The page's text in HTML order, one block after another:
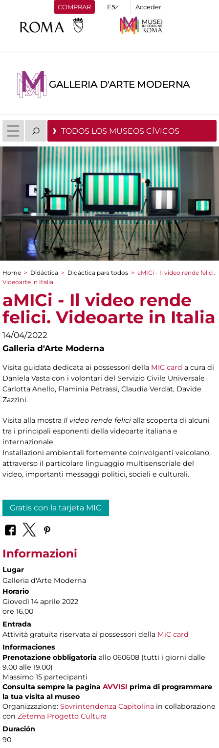
COMPRAR Acceder
GALLERIA D'ARTE MODERNA
TODOS LOS MUSEOS CÍVICOS
You are here
Home > Didáctica > Didáctica para todos > aMICi - Il video rende felici.
Videoarte in Italia
aMICi - Il video rende
felici. Videoarte in Italia
14/04/2022
Galleria d'Arte Moderna
Visita guidata dedicata ai possessori della MIC card a cura di
Daniela Vasta con i volontari del Servizio Civile Universale
Carlotta Anello, Flaminia Petrassi, Claudia Verdat, Davide
Zazzini.
Visita alla mostra Il video rende felici alla scoperta di alcuni
tra i principali esponenti della videoarte italiana e
internazionale.
Installazioni ambientali fortemente coinvolgenti veicolano,
attraverso il particolare linguaggio multisensoriale del
video, importanti messaggi politici, sociali e culturali.
Gratis con la tarjeta MIC
Informazioni
Lugar
Galleria d'Arte Moderna
Horario
Giovedì 14 aprile 2022
ore 16.00
Entrada
Attività gratuita riservata ai possessori della MiC card
Informaciones
Prenotazione obbligatoria allo 060608 (tutti i giorni dalle
9.00 alle 19.00)
Massimo 15 partecipanti
Consulta sempre la pagina AVVISI prima di programmare
la tua visita al museo
Organizzazione: Sovrintendenza Capitolina in collaborazione
con Zètema Progetto Cultura
Duración
90'